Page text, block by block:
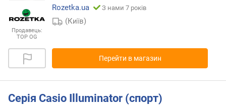
Продавець:
TOP OG
Rozetka.ua
З нами 7 років
(Київ)
Перейти в магазин
Серія Casio Illuminator (спорт)